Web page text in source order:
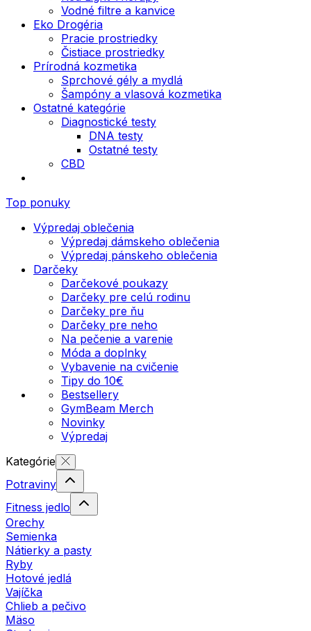
Vodné filtre a kanvice
Eko Drogéria
Pracie prostriedky
Čistiace prostriedky
Prírodná kozmetika
Sprchové gély a mydlá
Šampóny a vlasová kozmetika
Ostatné kategórie
Diagnostické testy
DNA testy
Ostatné testy
CBD
Top ponuky
Výpredaj oblečenia
Výpredaj dámskeho oblečenia
Výpredaj pánskeho oblečenia
Darčeky
Darčekové poukazy
Darčeky pre celú rodinu
Darčeky pre ňu
Darčeky pre neho
Na pečenie a varenie
Móda a doplnky
Vybavenie na cvičenie
Tipy do 10€
Bestsellery
GymBeam Merch
Novinky
Výpredaj
Kategórie
Potraviny
Fitness jedlo
Orechy
Semienka
Nátierky a pasty
Ryby
Hotové jedlá
Vajíčka
Chlieb a pečivo
Mäso